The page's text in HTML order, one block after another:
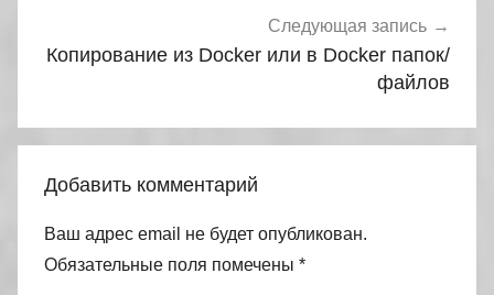
Следующая запись
Копирование из Docker или в Docker папок/
файлов
Добавить комментарий
Ваш адрес email не будет опубликован.
Обязательные поля помечены *